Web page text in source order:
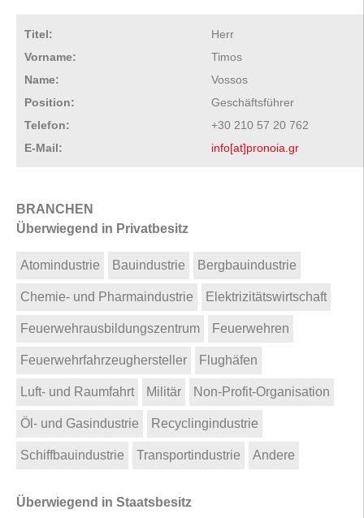
Titel:
Herr
Vorname:
Timos
Name:
Vossos
Position:
Geschäftsführer
Telefon:
+30 210 57 20 762
E-Mail:
info[at]pronoia.gr
BRANCHEN
Überwiegend in Privatbesitz
Atomindustrie Bauindustrie Bergbauindustrie
Chemie- und Pharmaindustrie Elektrizitätswirtschaft
Feuerwehrausbildungszentrum Feuerwehren
Feuerwehrfahrzeughersteller Flughäfen
Luft- und Raumfahrt Militär Non-Profit-Organisation
Öl- und Gasindustrie Recyclingindustrie
Schiffbauindustrie Transportindustrie Andere
Überwiegend in Staatsbesitz